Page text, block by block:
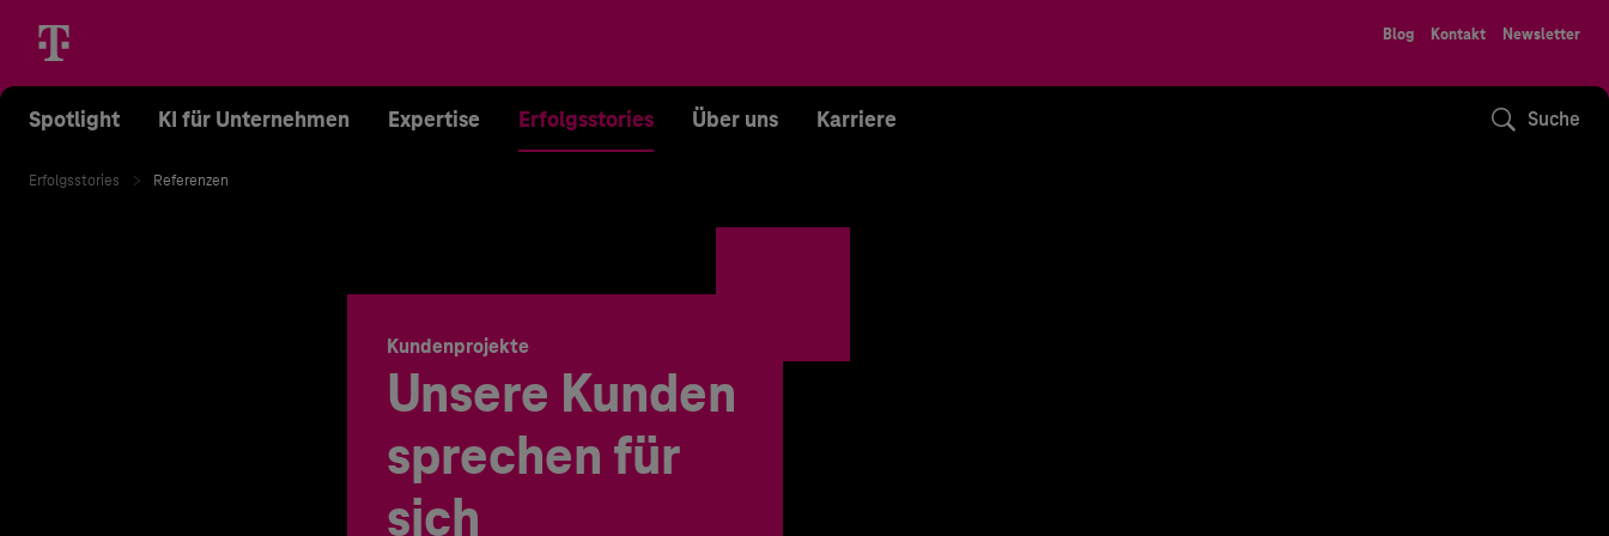
Blog Kontakt Newsletter
Spotlight KI für Unternehmen Expertise Erfolgsstories Über uns Karriere Suche
Erfolgsstories Referenzen
Kundenprojekte
Unsere Kunden
sprechen für
sich